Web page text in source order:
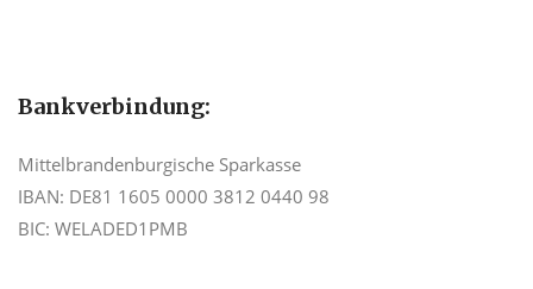
Bankverbindung:
Mittelbrandenburgische Sparkasse
IBAN: DE81 1605 0000 3812 0440 98
BIC: WELADED1PMB